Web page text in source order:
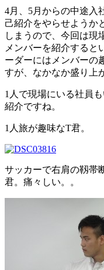
4月、5月からの中途入
己紹介をやらせようか
しまうので、今回は現
メンバーを紹介すると
ーダーにはメンバーの
すが、なかなか盛り上
1人で現場にいる社員
紹介ですね。
1人旅が趣味なT君。
サッカーで右肩の靱帯
君。痛々しい。。